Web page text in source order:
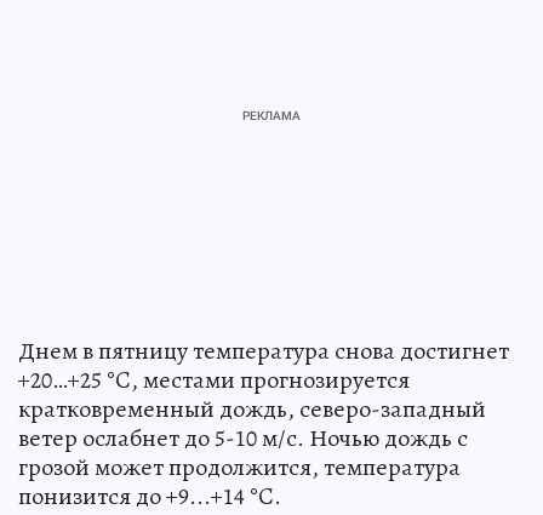
Днем в пятницу температура снова достигнет
+20…+25 °C, местами прогнозируется
кратковременный дождь, северо-западный
ветер ослабнет до 5-10 м/с. Ночью дождь с
грозой может продолжится, температура
понизится до +9...+14 °C.